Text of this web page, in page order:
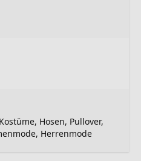
Hosen, Pullover,
Herrenmode